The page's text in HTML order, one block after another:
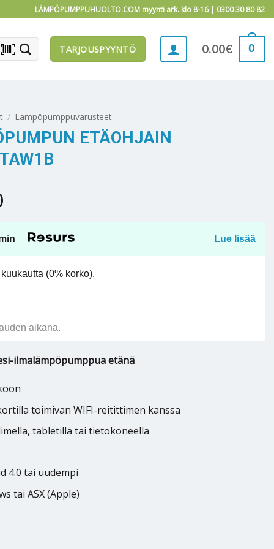
LÄMPÖPUMPPUHUOLTO.COM myynti ark. klo 8-16 | 0300 30 80 82
barcode_scanner TARJOUSPYYNTÖ 0.00€ 0
/ Lämpöpumppuvarusteet
ETÄOHJAIN
Lue lisää
(0% korko).
aikana.
ilmalämpöpumppua etänä
toimivan WIFI-reitittimen kanssa
tabletilla tai tietokoneella
4.0 tai uudempi
tai ASX (Apple)